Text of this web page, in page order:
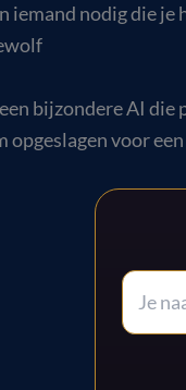
iemand nodig die je
bijzondere AI die
opgeslagen voor